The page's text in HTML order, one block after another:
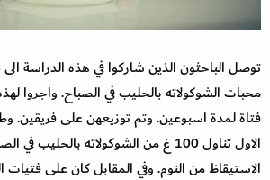
توصل الباحثون الذين شاركوا في هذه الدراسة
فتاة لمدة اسبوعين. وتم توزيعهن على فريقين.
الاول تناول 100 غ من الشوكولاته